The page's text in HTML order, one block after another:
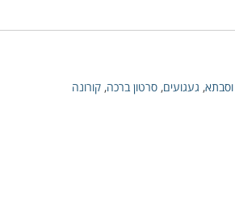
, געגועים, סרטון ברכה, קורונה